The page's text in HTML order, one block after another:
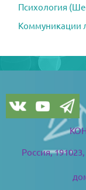
Психология
Коммуникации
Блоки
Россия,